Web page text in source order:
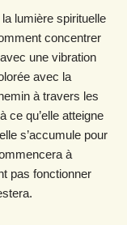
lumière spirituelle
concentrer
une vibration
avec la
à travers les
ce qu’elle atteigne
s’accumule pour
à
pas fonctionner